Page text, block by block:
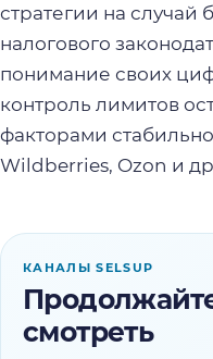
стратегии на
налогового
понимание своих
контроль лимитов
факторами
Wildberries, Ozon и
КАНАЛЫ SELSUP
смотреть